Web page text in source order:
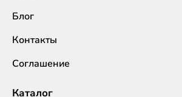
Блог
Контакты
Соглашение
Каталог